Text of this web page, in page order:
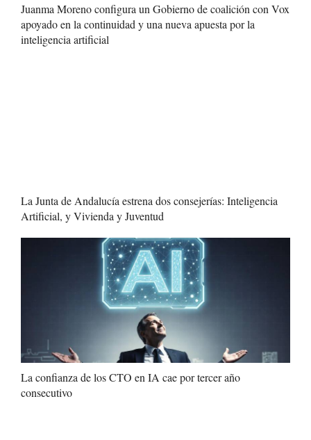
Juanma Moreno configura un Gobierno de coalición con Vox
apoyado en la continuidad y una nueva apuesta por la
inteligencia artificial
La Junta de Andalucía estrena dos consejerías: Inteligencia
Artificial, y Vivienda y Juventud
La confianza de los CTO en IA cae por tercer año
consecutivo